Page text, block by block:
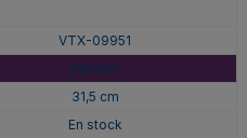
VTX-09951
Morado
31,5 cm
En stock